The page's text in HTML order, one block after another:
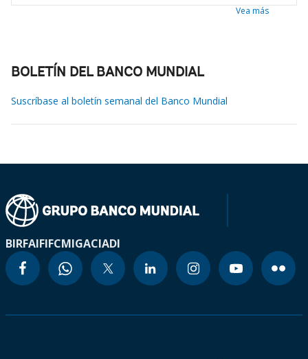
Vea más
BOLETÍN DEL BANCO MUNDIAL
Suscríbase al boletín semanal del Banco Mundial
BIRFAIFIFCMIGACIADI